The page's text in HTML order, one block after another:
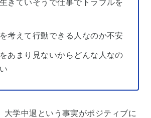
きていそうで仕事でトラブルを
考えて行動できる人なのか不安
あまり見ないからどんな人なの
大学中退という事実がポジティブに